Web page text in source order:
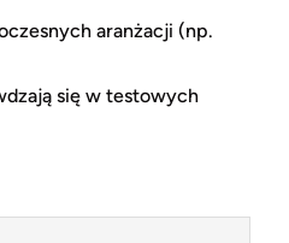
aranżacji (np.
się w testowych